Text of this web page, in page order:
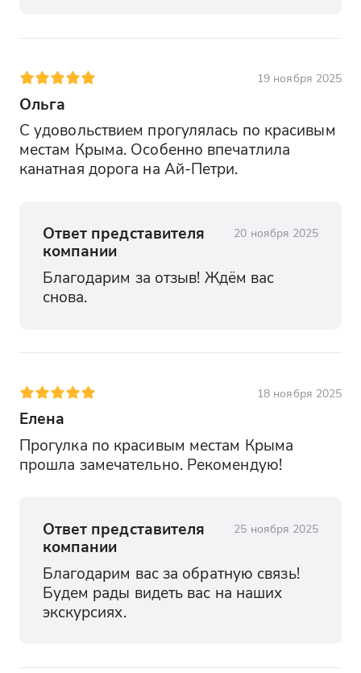
19 ноября 2025
Ольга
С удовольствием прогулялась по красивым
местам Крыма. Особенно впечатлила
канатная дорога на Ай-Петри.
Ответ представителя
компании
20 ноября 2025
Благодарим за отзыв! Ждём вас
снова.
18 ноября 2025
Елена
Прогулка по красивым местам Крыма
прошла замечательно. Рекомендую!
Ответ представителя
компании
25 ноября 2025
Благодарим вас за обратную связь!
Будем рады видеть вас на наших
экскурсиях.